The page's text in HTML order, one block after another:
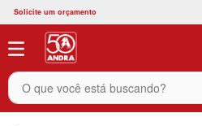
Solicite um orçamento
O que você está buscando?